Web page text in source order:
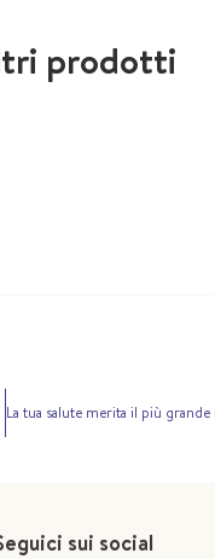
prodotti
La tua salute merita il più
sui social